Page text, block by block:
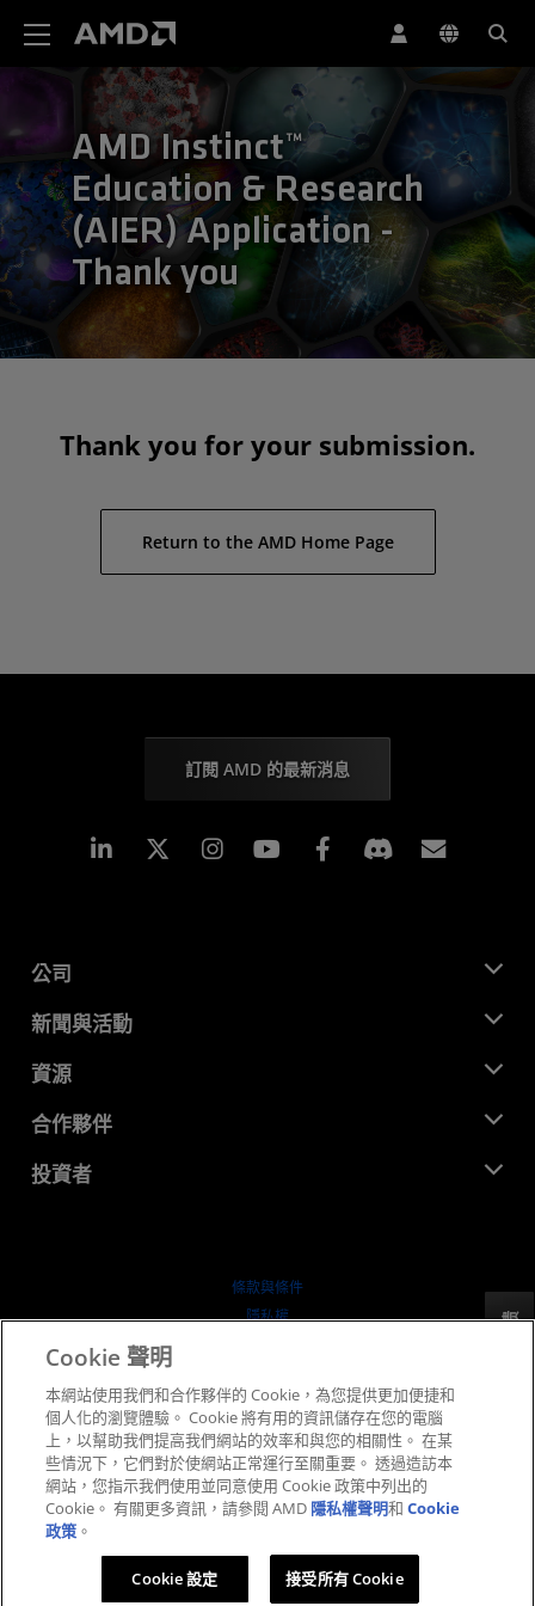
AMD Instinct™
Education & Research
(AIER) Application -
Thank you
Thank you for your submission.
Return to the AMD Home Page
訂閱 AMD 的最新消息
Linkedin Instagram Facebook
公司
關於 AMD
企業責任
招聘
聯絡我們
新聞與活動
新聞室
媒體庫
資源
開發者中心
案例研究
合作夥伴
AMD 合作夥伴中心
投資者
條款與條件
隱私權
公平公開競爭
英國稅務策略
Cookie 政策
Cookie 設定
反馈
Cookie 聲明
本網站使用我們和合作夥伴的 Cookie，為您提供更加便捷和
個人化的瀏覽體驗。 Cookie 將有用的資訊儲存在您的電腦
上，以幫助我們提高我們網站的效率和與您的相關性。 在某
些情況下，它們對於使網站正常運行至關重要。 透過造訪本
網站，您指示我們使用並同意使用 Cookie 政策中列出的
Cookie。 有關更多資訊，請參閱 AMD 隱私權聲明和Cookie
政策 。
Cookie 設定 接受所有 Cookie